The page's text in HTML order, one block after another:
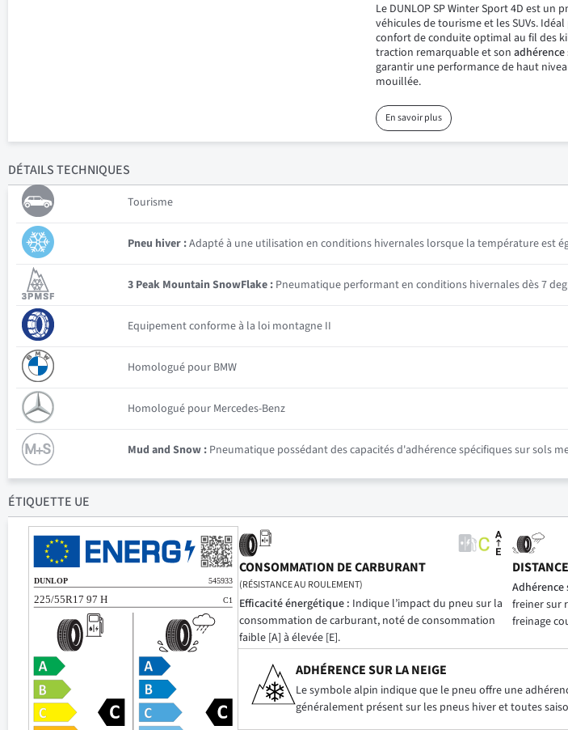
Le DUNLOP SP Winter Sport 4D est un
véhicules de tourisme et les SUVs.
confort de conduite optimal au fil des
traction remarquable et son adhérence
garantir une performance de haut
mouillée.
En savoir plus
DÉTAILSTECHNIQUES
Tourisme
Pneu hiver :Adapté à une utilisation en conditions hivernales lorsque la température est
3 Peak Mountain SnowFlake : Pneumatique performant en conditions hivernales dès 7
Equipement conforme à la loi montagne II
Homologué pour BMW
Homologué pour Mercedes-Benz
Mud and Snow : Pneumatique possédant des capacités d'adhérence spécifiques sur sols
ÉTIQUETTE UE
CONSOMMATION DE CARBURANT
(RÉSISTANCE AU ROULEMENT)
Efficacité énergétique : Indique l’impact du pneu sur la
consommation de carburant, noté de consommation
faible [A] à élevée [E].
freiner sur
freinage
ADHÉRENCE SUR LA NEIGE
Le symbole alpin indique que le pneu offre une
généralement présent sur les pneus hiver et toutes